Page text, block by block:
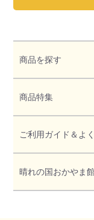
商品を探す
商品特集
ご利用ガイド＆よ
晴れの国おかやま